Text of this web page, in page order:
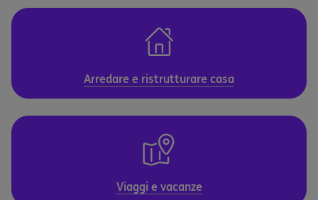
Arredare e ristrutturare casa
Viaggi e vacanze